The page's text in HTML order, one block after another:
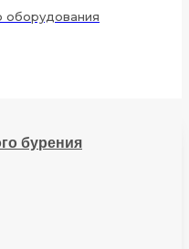
оборудования
бурения